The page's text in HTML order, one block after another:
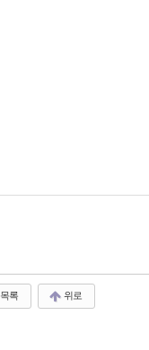
목록 위로